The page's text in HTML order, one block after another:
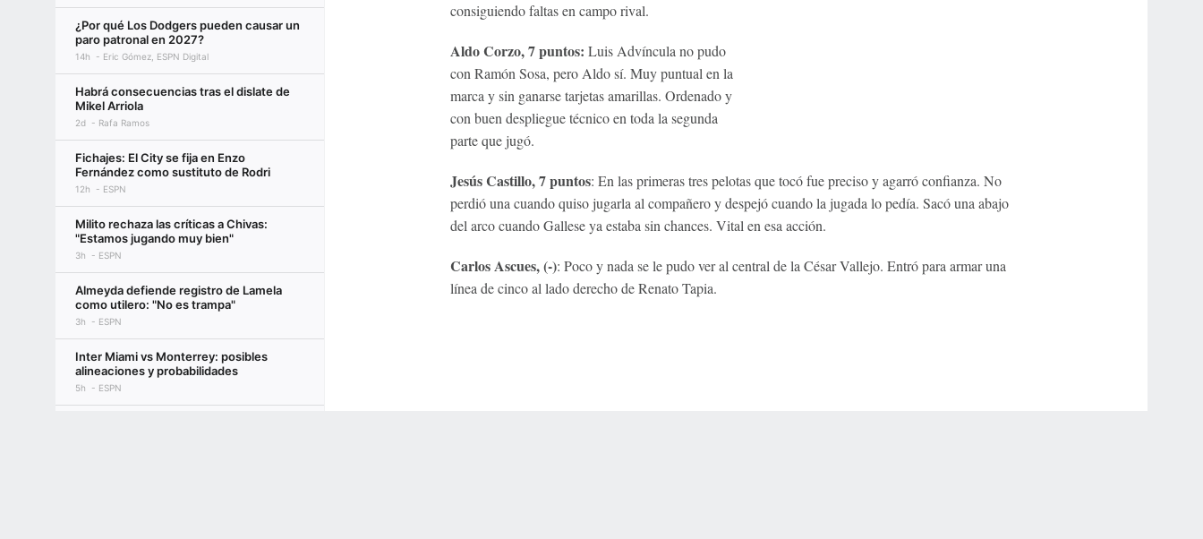
¿Por qué Los Dodgers pueden causar un
paro patronal en 2027?
14h Eric Gómez, ESPN Digital
Habrá consecuencias tras el dislate de
Mikel Arriola
2d Rafa Ramos
Fichajes: El City se fija en Enzo
Fernández como sustituto de Rodri
12h ESPN
Milito rechaza las críticas a Chivas:
"Estamos jugando muy bien"
3h ESPN
Almeyda defiende registro de Lamela
como utilero: "No es trampa"
3h ESPN
Inter Miami vs Monterrey: posibles
alineaciones y probabilidades
5h ESPN
consiguiendo faltas en campo rival.
Aldo Corzo, 7 puntos: Luis Advíncula no pudo
con Ramón Sosa, pero Aldo sí. Muy puntual en la
marca y sin ganarse tarjetas amarillas. Ordenado y
con buen despliegue técnico en toda la segunda
parte que jugó.
Jesús Castillo, 7 puntos: En las primeras tres pelotas que tocó fue preciso y agarró confianza. No
perdió una cuando quiso jugarla al compañero y despejó cuando la jugada lo pedía. Sacó una abajo
del arco cuando Gallese ya estaba sin chances. Vital en esa acción.
Carlos Ascues, (-): Poco y nada se le pudo ver al central de la César Vallejo. Entró para armar una
línea de cinco al lado derecho de Renato Tapia.